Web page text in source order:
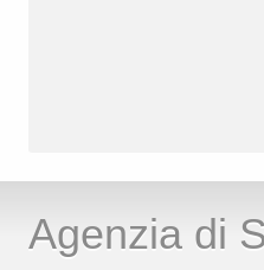
Agenzia di